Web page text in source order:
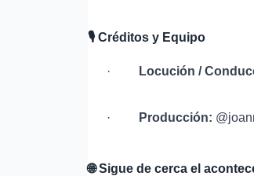
🎙 ️ Créditos y Equipo
· Locución /
· Producción:
🌐Sigue de cerca el